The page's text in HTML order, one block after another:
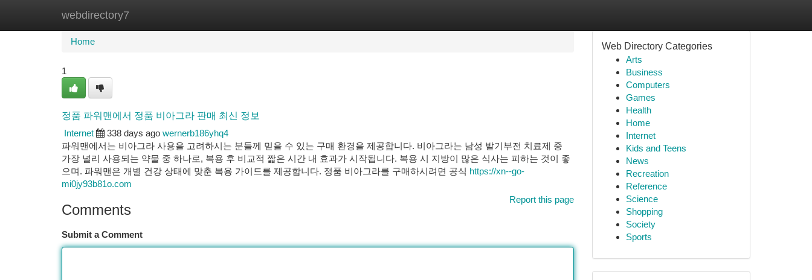
webdirectory7
Home New Site Listings
Home
1
정품 파워맨에서 정품 비아그라 판매 최신 정보
Internet
338 days ago wernerb186yhq4
파워맨에서는 비아그라 사용을 고려하시는 분들께 믿을 수 있는 구매 환경을 제공합니다. 비아그라는 남성 발기부전 치료제 중
가장 널리 사용되는 약물 중 하나로, 복용 후 비교적 짧은 시간 내 효과가 시작됩니다. 복용 시 지방이 많은 식사는 피하는 것이 좋
으며. 파워맨은 개별 건강 상태에 맞춘 복용 가이드를 제공합니다. 정품 비아그라를 구매하시려면 공식 https://xn--go-
mi0jy93b81o.com
Report this page
Comments
Submit a Comment
Web Directory Categories
Arts
Business
Computers
Games
Health
Home
Internet
Kids and Teens
News
Recreation
Reference
Science
Shopping
Society
Sports